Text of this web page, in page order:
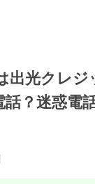
出光クレジ
話？迷惑電